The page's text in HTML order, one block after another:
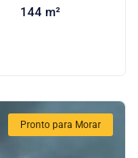
144 m²
Pronto para Morar